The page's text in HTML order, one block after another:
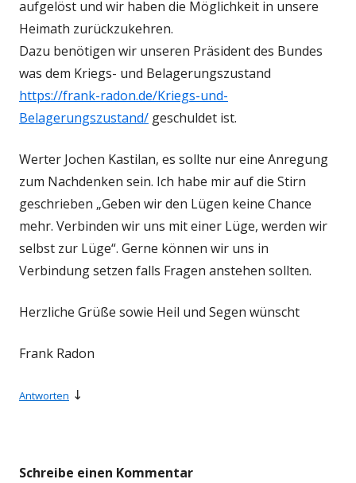
aufgelöst und wir haben die Möglichkeit in unsere
Heimath zurückzukehren.
Dazu benötigen wir unseren Präsident des Bundes
was dem Kriegs- und Belagerungszustand
https://frank-radon.de/Kriegs-und-
Belagerungszustand/ geschuldet ist.
Werter Jochen Kastilan, es sollte nur eine Anregung
zum Nachdenken sein. Ich habe mir auf die Stirn
geschrieben „Geben wir den Lügen keine Chance
mehr. Verbinden wir uns mit einer Lüge, werden wir
selbst zur Lüge“. Gerne können wir uns in
Verbindung setzen falls Fragen anstehen sollten.
Herzliche Grüße sowie Heil und Segen wünscht
Frank Radon
Antworten ↓
Schreibe einen Kommentar